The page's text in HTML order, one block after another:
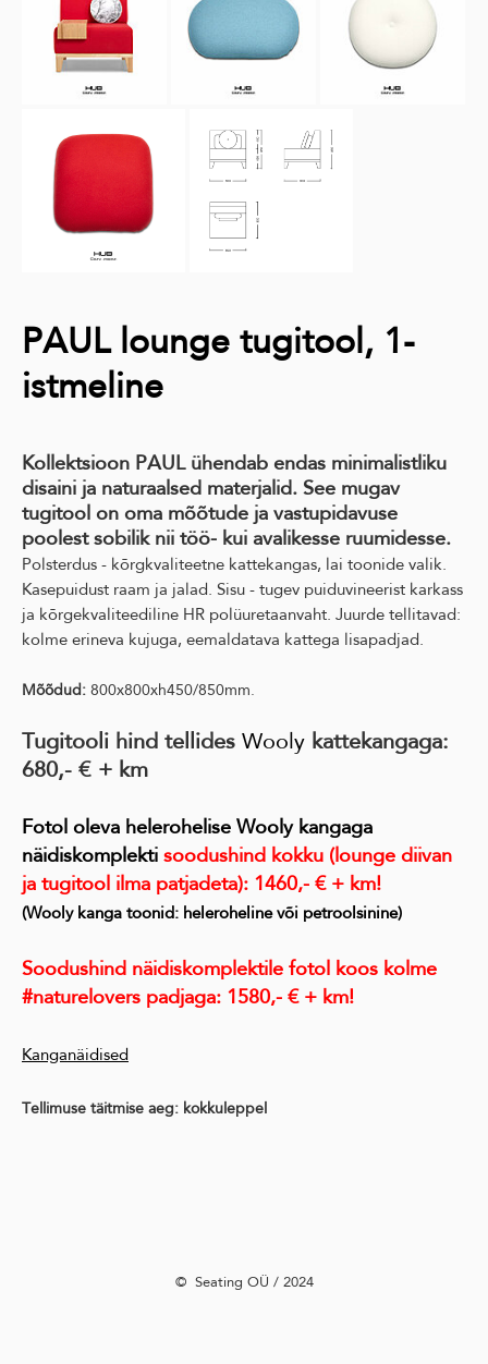
PAUL lounge tugitool, 1-
istmeline
Kollektsioon PAUL ühendab endas minimalistliku
disaini ja naturaalsed materjalid. See mugav
tugitool on oma mõõtude ja vastupidavuse
poolest sobilik nii töö- kui avalikesse ruumidesse.
Polsterdus - kõrgkvaliteetne kattekangas, lai toonide valik.
Kasepuidust raam ja jalad. Sisu - tugev puiduvineerist karkass
ja kõrgekvaliteediline HR polüuretaanvaht. Juurde tellitavad:
kolme erineva kujuga, eemaldatava kattega lisapadjad.
Mõõdud: 800x800xh450/850mm.
Tugitooli hind tellides Wooly kattekangaga:
680,- € + km
Fotol oleva helerohelise Wooly kangaga
näidiskomplekti soodushind kokku (lounge diivan
ja tugitool ilma patjadeta): 1460,- € + km!
(Wooly kanga toonid: heleroheline või petroolsinine)
Soodushind näidiskomplektile fotol koos kolme
#naturelovers padjaga: 1580,- € + km!
Kanganäidised
Tellimuse täitmise aeg: kokkuleppel
©️ Seating OÜ / 2024